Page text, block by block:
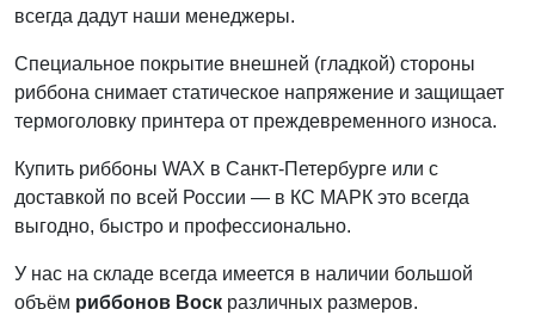
всегда дадут наши менеджеры.
Специальное покрытие внешней (гладкой) стороны
риббона снимает статическое напряжение и защищает
термоголовку принтера от преждевременного износа.
Купить риббоны WAX в Санкт-Петербурге или с
доставкой по всей России — в КС МАРК это всегда
выгодно, быстро и профессионально.
У нас на складе всегда имеется в наличии большой
объём риббонов Воск различных размеров.